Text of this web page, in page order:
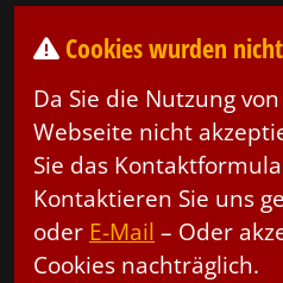
Cookies wurden
Da Sie die Nutzung
Webseite nicht
Sie das
Kontaktieren Sie uns
oder E-Mail – Oder
Cookies nachträglich.